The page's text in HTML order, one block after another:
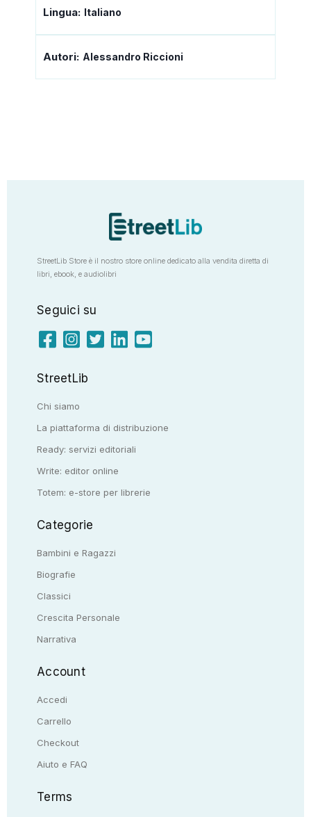
Lingua: Italiano
Autori: Alessandro Riccioni
StreetLib Store è il nostro store online dedicato alla vendita diretta di
libri, ebook, e audiolibri
Seguici su
StreetLib
Chi siamo
La piattaforma di distribuzione
Ready: servizi editoriali
Write: editor online
Totem: e-store per librerie
Categorie
Bambini e Ragazzi
Biografie
Classici
Crescita Personale
Narrativa
Account
Accedi
Carrello
Checkout
Aiuto e FAQ
Terms